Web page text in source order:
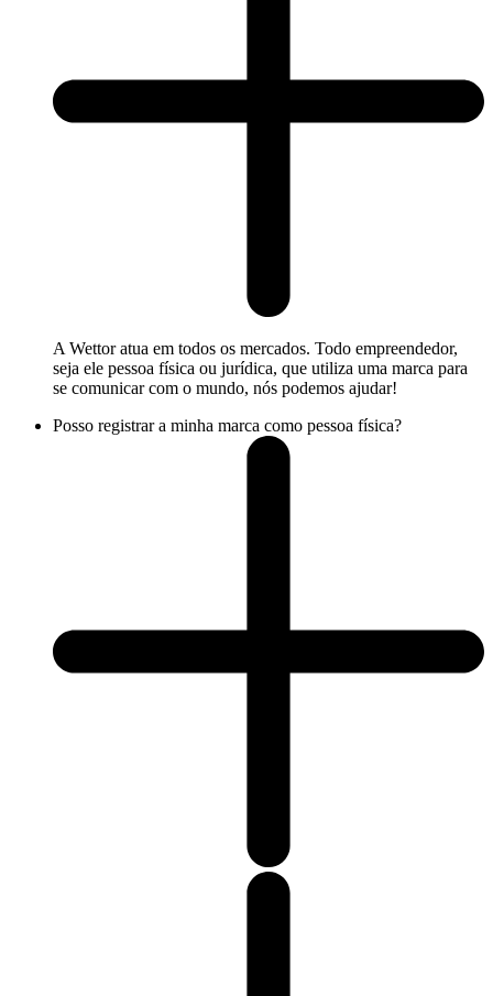
A Wettor atua em todos os mercados. Todo empreendedor,
seja ele pessoa física ou jurídica, que utiliza uma marca para
se comunicar com o mundo, nós podemos ajudar!
Posso registrar a minha marca como pessoa física?